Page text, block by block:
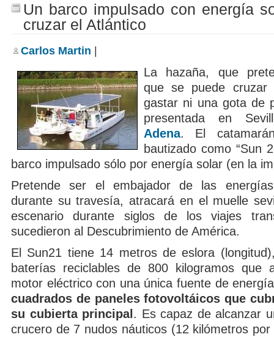
Un barco impulsado con energía
cruzar el Atlántico
Carlos Martin
La hazaña, que
que se puede cruzar
gastar ni una gota de
presentada en
Adena. El
bautizado como “Sun
barco impulsado sólo por energía solar (en la
Pretende ser el embajador de las
durante su travesía, atracará en el muelle
escenario durante siglos de los viajes
sucedieron al Descubrimiento de América.
El Sun21 tiene 14 metros de eslora
baterías reciclables de 800 kilogramos que
motor eléctrico con una única fuente de
cuadrados de paneles fotovoltáicos que
su cubierta principal . Es capaz de alcanzar
crucero de 7 nudos náuticos (12 kilómetros